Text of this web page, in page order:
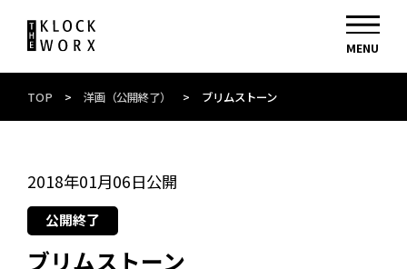
TOP > 洋画（公開終了） > ブリムストーン
2018年01月06日公開
公開終了
ブリムストーン